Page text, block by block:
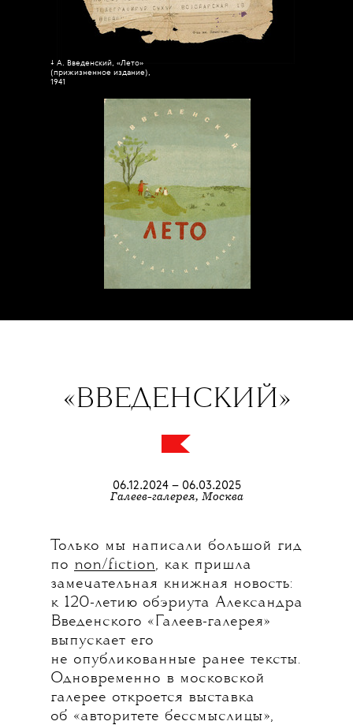
↓ А. Введенский, «Лето»
(прижизненное издание),
1941
«ВВЕДЕНСКИЙ»
06.12.2024 – 06.03.2025
Галеев-галерея, Москва
Только мы написали большой гид
по non/fiction, как пришла
замечательная книжная новость:
к 120-летию обэриута Александра
Введенского «Галеев-галерея»
выпускает его
не опубликованные ранее тексты.
Одновременно в московской
галерее откроется выставка
об «авторитете бессмыслицы»,